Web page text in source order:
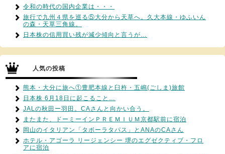
令和の時代の国内企業は・・・
旅行で九州４県を巡る⑤大分から天草へ。久大本線・ゆふいん
の森・天草三角線。
日本株の信用買い残が減少傾向と言うが…
人気の投稿
熊本・大分に旅へ①豊肥本線と臼杵・五嶋(ごしま)旅館
日本株 6月18日に起こること…
JALの秋田ー羽田。CAさんと向かい合う。
またまた、ドーミーインＰＲＥＭＩＵＭ京都駅前に宿泊
岡山のイタリアン「タボーラタパス」とANAのCAさん
ホテル・アゴーラ リージェンシー 堺のエグゼクティブ・フロ
アに宿泊